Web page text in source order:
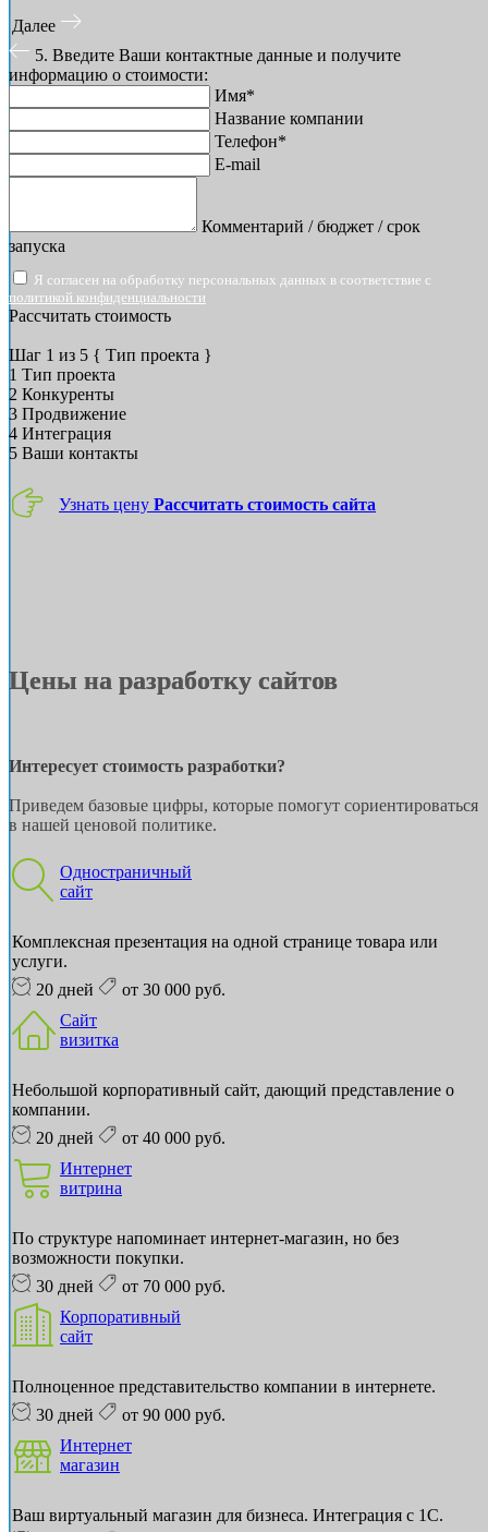
Далее
5. Введите Ваши контактные данные и получите
информацию о стоимости:
Имя*
Название компании
Телефон*
E-mail
Комментарий / бюджет / срок
запуска
Я согласен на обработку персональных данных в соответствие с
политикой конфиденциальности
Рассчитать стоимость
Шаг 1 из 5 { Тип проекта }
1 Тип проекта
2 Конкуренты
3 Продвижение
4 Интеграция
5 Ваши контакты
Узнать цену Рассчитать стоимость сайта
Цены на разработку сайтов
Интересует стоимость разработки?
Приведем базовые цифры, которые помогут сориентироваться
в нашей ценовой политике.
Одностраничный
сайт
Комплексная презентация на одной странице товара или
услуги.
20 дней
от 30 000 руб.
Сайт
визитка
Небольшой корпоративный сайт, дающий представление о
компании.
20 дней
от 40 000 руб.
Интернет
витрина
По структуре напоминает интернет-магазин, но без
возможности покупки.
30 дней
от 70 000 руб.
Корпоративный
сайт
Полноценное представительство компании в интернете.
30 дней
от 90 000 руб.
Интернет
магазин
Ваш виртуальный магазин для бизнеса. Интеграция с 1С.